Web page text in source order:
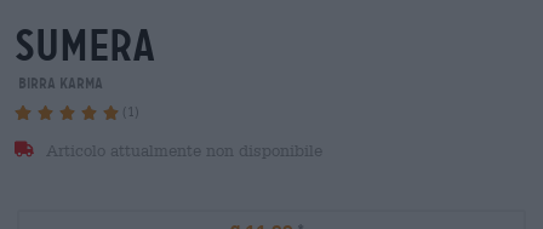
sumera
Birra Karma
(1)
Articolo attualmente non disponibile